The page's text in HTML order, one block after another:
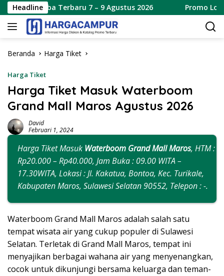
Langsung
ke
konten
Headline7 – 9 Agustus 2026 Promo Lotte Grosir
Beranda Harga Tiket
Harga Tiket
Harga Tiket Masuk Waterboom
Grand Mall Maros Agustus 2026
David
Februari 1, 2024
Harga Tiket Masuk Waterboom Grand Mall Maros, HTM :
Rp20.000 – Rp40.000, Jam Buka : 09.00 WITA –
17.30WITA, Lokasi : Jl. Kakatua, Bontoa, Kec. Turikale,
Kabupaten Maros, Sulawesi Selatan 90552, Telepon : -.
Waterboom Grand Mall Maros adalah salah satu
tempat wisata air yang cukup populer di Sulawesi
Selatan. Terletak di Grand Mall Maros, tempat ini
menyajikan berbagai wahana air yang menyenangkan,
cocok untuk dikunjungi bersama keluarga dan teman-